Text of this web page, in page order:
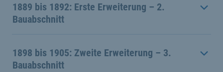
1889 bis 1892: Erste Erweiterung – 2.
Bauabschnitt
1898 bis 1905: Zweite Erweiterung – 3.
Bauabschnitt